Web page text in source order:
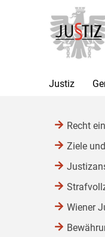
[1]
Inhalt
[2]
Untermenü
[3]
Justiz
Recht
Ziele
Wiener